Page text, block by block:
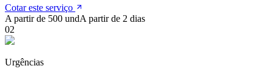
Cotar este serviço
A partir de 500 undA partir de 2 dias
02
Urgências